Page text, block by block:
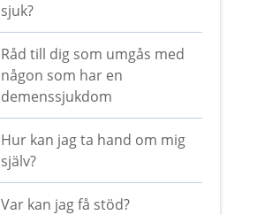
sjuk?
Råd till dig som umgås med
någon som har en
demenssjukdom
Hur kan jag ta hand om mig
själv?
Var kan jag få stöd?